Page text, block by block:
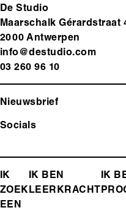
De Studio
Maarschalk Gérardstraat
2000 Antwerpen
info@destudio.com
03 260 96 10
Nieuwsbrief
Socials
FOOTER-
MENU
IK
ZOEK
EEN
IK BEN
LEERKRACHT
IK